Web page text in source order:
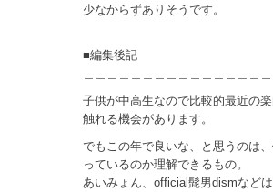
少なからずありそうです。
■編集後記
子供が中高生なので比較的最近の
触れる機会があります。
でもこの年で良いな、と思うのは
っているのか理解できるもの。
あいみょん、official髭男dismなど